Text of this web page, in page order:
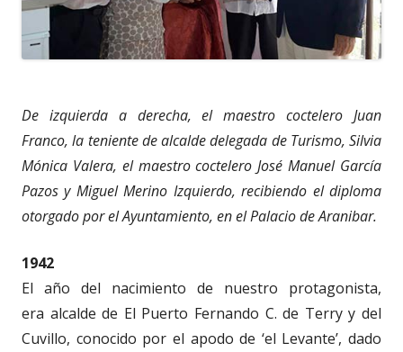
De izquierda a derecha, el maestro coctelero Juan
Franco, la teniente de alcalde delegada de Turismo, Silvia
Mónica Valera, el maestro coctelero José Manuel García
Pazos y Miguel Merino Izquierdo, recibiendo el diploma
otorgado por el Ayuntamiento, en el Palacio de Aranibar.
1942
El año del nacimiento de nuestro protagonista,
era alcalde de El Puerto Fernando C. de Terry y del
Cuvillo, conocido por el apodo de ‘el Levante’, dado